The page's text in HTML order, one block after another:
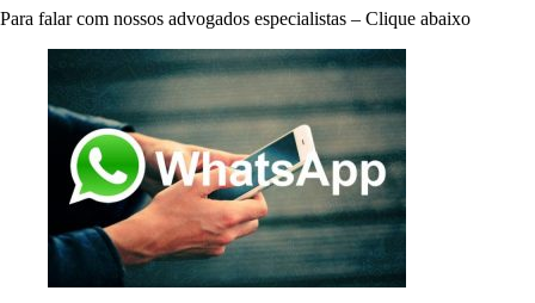
Para falar com nossos advogados especialistas – Clique abaixo